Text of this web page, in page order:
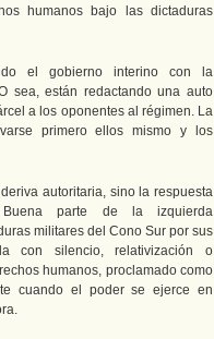
humanos bajo las dictaduras
el gobierno interino con la
sea, están redactando una auto
a los oponentes al régimen. La
primero ellos mismo y los
autoritaria, sino la respuesta
Buena parte de la izquierda
militares del Cono Sur por sus
con silencio, relativización o
humanos, proclamado como
cuando el poder se ejerce en